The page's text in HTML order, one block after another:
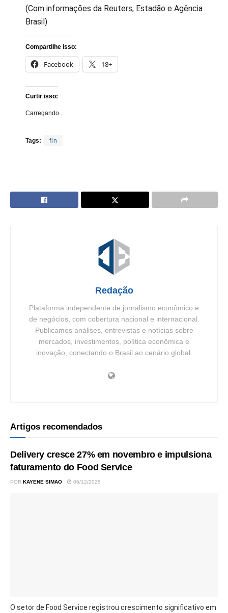
(Com informações da Reuters, Estadão e Agência
Brasil)
Compartilhe isso:
Facebook 18+
Curtir isso:
Carregando...
Tags: fin
Redação
Plataforma independente de jornalismo econômico e
de negócios, com cobertura nacional e internacional.
Publicamos análises, entrevistas e notícias sobre
mercados, investimentos, política econômica e
inovação, conectando o Brasil ao cenário global.
Artigos recomendados
Delivery cresce 27% em novembro e impulsiona
faturamento do Food Service
POR KAYENE SIMAO 06/12/2025
O setor de Food Service registrou crescimento significativo em